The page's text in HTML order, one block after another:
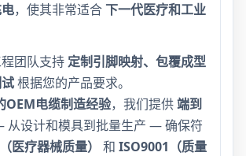
，使其非常适合 下一代医疗和工业
团队支持定制引脚映射、包覆成型
根据您的产品要求。
OEM电缆制造经验，我们提供端到
设计和模具到批量生产 — 确保符
医疗器械质量） 和 ISO9001（质量